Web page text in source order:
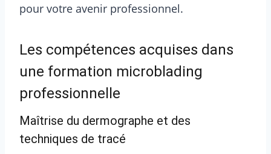
pour votre avenir professionnel.
Les compétences acquises dans
une formation microblading
professionnelle
Maîtrise du dermographe et des
techniques de tracé